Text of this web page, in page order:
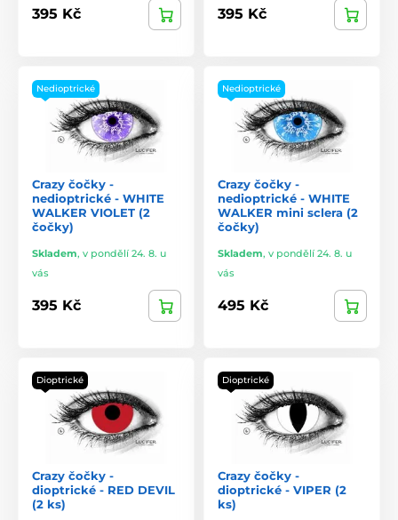
395 Kč 395 Kč
Nedioptrické
Crazy čočky -
nedioptrické - WHITE
WALKER VIOLET (2
čočky)
Skladem, v pondělí 24. 8. u
vás
395 Kč
Nedioptrické
Crazy čočky -
nedioptrické - WHITE
WALKER mini sclera (2
čočky)
Skladem, v pondělí 24. 8. u
vás
495 Kč
Dioptrické
Crazy čočky -
dioptrické - RED DEVIL
(2 ks)
Dioptrické
Crazy čočky -
dioptrické - VIPER (2
ks)